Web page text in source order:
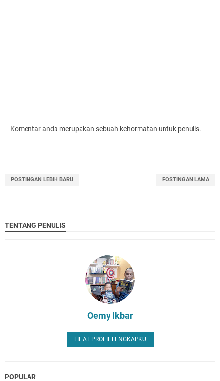
Komentar anda merupakan sebuah kehormatan untuk penulis.
POSTINGAN LEBIH BARU POSTINGAN LAMA
TENTANG PENULIS
Oemy Ikbar
LIHAT PROFIL LENGKAPKU
POPULAR